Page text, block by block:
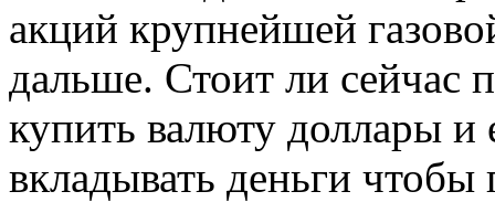
акций крупнейшей
дальше. Стоит ли сейчас
купить валюту доллары и
вкладывать деньги